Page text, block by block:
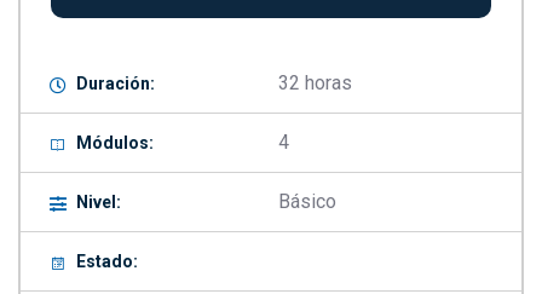
Duración: 32 horas
Módulos: 4
Nivel: Básico
Estado: